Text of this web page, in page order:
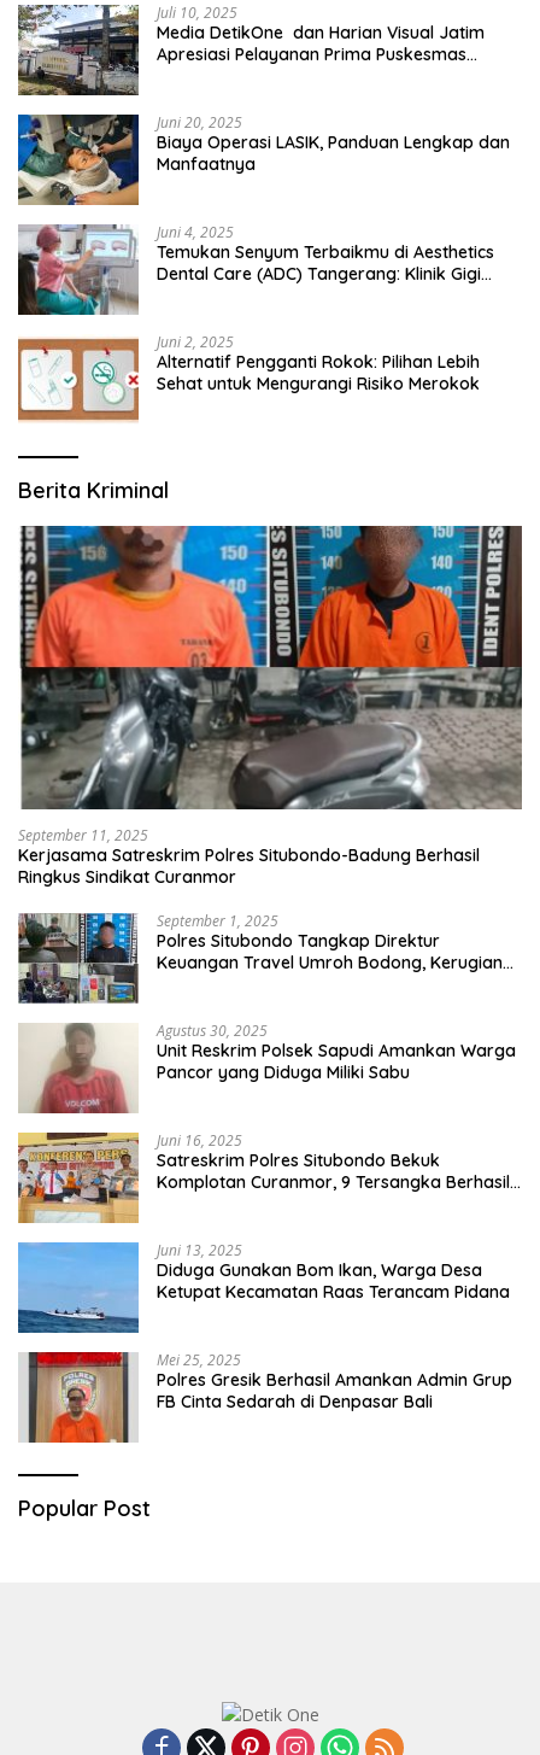
Juli 10, 2025
Media DetikOne dan Harian Visual Jatim
Apresiasi Pelayanan Prima Puskesmas
Juni 20, 2025
Biaya Operasi LASIK, Panduan Lengkap dan
Manfaatnya
Juni 4, 2025
Temukan Senyum Terbaikmu di Aesthetics
Dental Care (ADC) Tangerang: Klinik Gigi
Juni 2, 2025
Alternatif Pengganti Rokok: Pilihan Lebih
Sehat untuk Mengurangi Risiko Merokok
Berita Kriminal
September 11, 2025
Kerjasama Satreskrim Polres Situbondo-Badung Berhasil
Ringkus Sindikat Curanmor
September 1, 2025
Polres Situbondo Tangkap Direktur
Keuangan Travel Umroh Bodong, Kerugian
Agustus 30, 2025
Unit Reskrim Polsek Sapudi Amankan Warga
Pancor yang Diduga Miliki Sabu
Juni 16, 2025
Satreskrim Polres Situbondo Bekuk
Komplotan Curanmor, 9 Tersangka Berhasil
Juni 13, 2025
Diduga Gunakan Bom Ikan, Warga Desa
Ketupat Kecamatan Raas Terancam Pidana
Mei 25, 2025
Polres Gresik Berhasil Amankan Admin Grup
FB Cinta Sedarah di Denpasar Bali
Popular Post